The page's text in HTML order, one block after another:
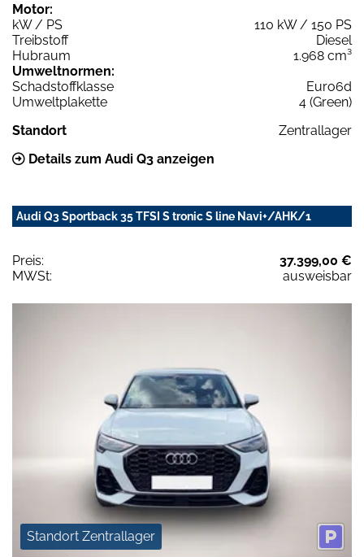
Motor:
kW / PS
110 kW / 150 PS
Treibstoff
Diesel
Hubraum
1.968 cm³
Umweltnormen:
Schadstoffklasse
Euro6d
Umweltplakette
4 (Green)
Standort
Zentrallager
Details zum Audi Q3 anzeigen
Audi Q3 Sportback 35 TFSI S tronic S line Navi+/AHK/1
Preis:
37.399,00 €
MWSt:
ausweisbar
Standort Zentrallager